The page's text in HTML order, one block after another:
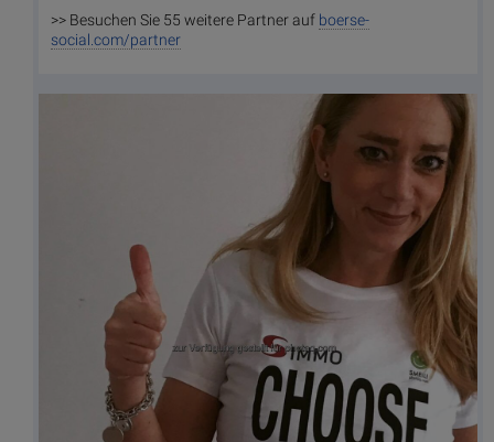
>> Besuchen Sie 55 weitere Partner auf boerse-
social.com/partner